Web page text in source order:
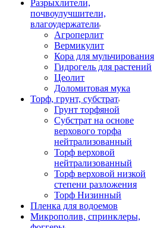
Разрыхлители,
почвоулучшители,
влагоудержатели
Агроперлит
Вермикулит
Кора для мульчирования
Гидрогель для растений
Цеолит
Доломитовая мука
Торф, грунт, субстрат
Грунт торфяной
Субстрат на основе
верхового торфа
нейтрализованный
Торф верховой
нейтрализованный
Торф верховой низкой
степени разложения
Торф Низинный
Пленка для водоемов
Микрополив, спринклеры,